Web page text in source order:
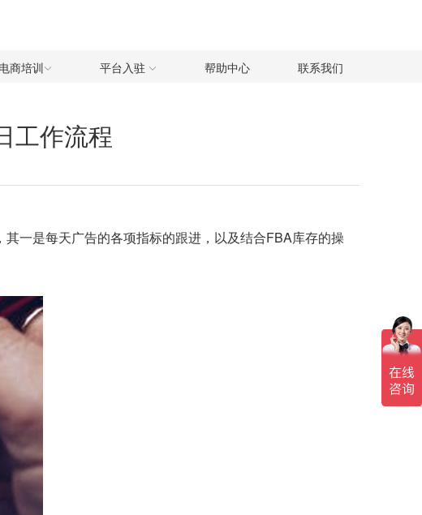
商培训 平台入驻 帮助中心 联系我们
工作流程
一是每天广告的各项指标的跟进，以及结合FBA库存的操